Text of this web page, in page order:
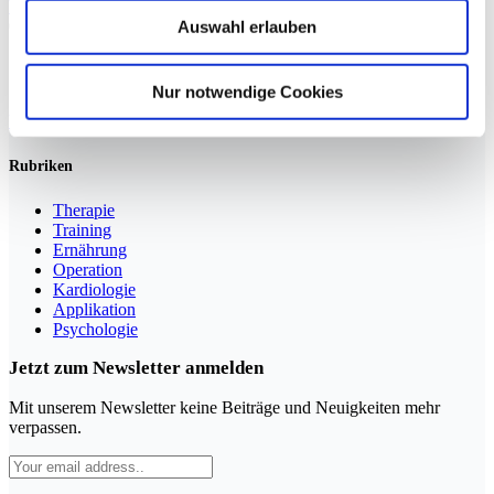
Auswahl erlauben
Nur notwendige Cookies
Weiterlesen »
Sportmedizin für Ärzte, Therapeuten und Trainer
YouTube LinkedIn
Rubriken
Therapie
Training
Ernährung
Operation
Kardiologie
Applikation
Psychologie
Jetzt zum Newsletter anmelden
Mit unserem Newsletter keine Beiträge und Neuigkeiten mehr
verpassen.